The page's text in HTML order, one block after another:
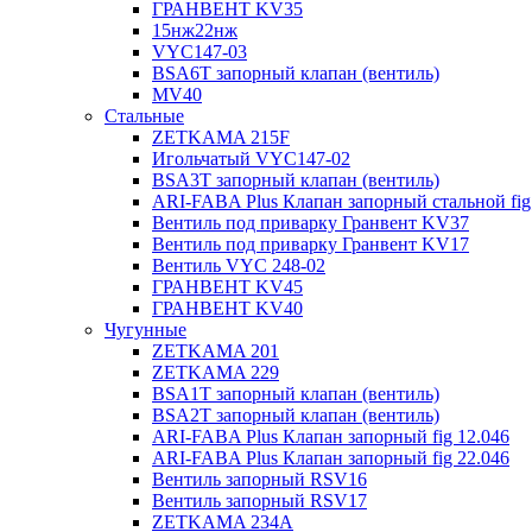
ГРАНВЕНТ KV35
15нж22нж
VYC147-03
BSA6T запорный клапан (вентиль)
MV40
Стальные
ZETKAMA 215F
Игольчатый VYC147-02
BSA3T запорный клапан (вентиль)
ARI-FABA Plus Клапан запорный стальной
Вентиль под приварку Гранвент KV37
Вентиль под приварку Гранвент KV17
Вентиль VYC 248-02
ГРАНВЕНТ KV45
ГРАНВЕНТ KV40
Чугунные
ZETKAMA 201
ZETKAMA 229
BSA1T запорный клапан (вентиль)
BSA2T запорный клапан (вентиль)
ARI-FABA Plus Клапан запорный fig 12.046
ARI-FABA Plus Клапан запорный fig 22.046
Вентиль запорный RSV16
Вентиль запорный RSV17
ZETKAMA 234A